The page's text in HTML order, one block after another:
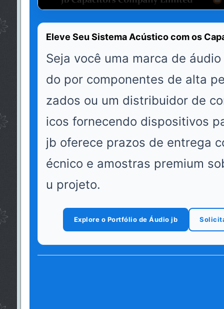
Eleve Seu Sistema Acústico com os
Seja você uma marca de
do por componentes de alta
zados ou um distribuidor de
icos fornecendo dispositivos
jb oferece prazos de entrega
écnico e amostras premium
u projeto.
Explore o Portfólio de Áudio jb